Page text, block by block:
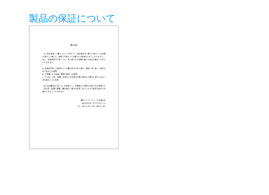
製品の保証について